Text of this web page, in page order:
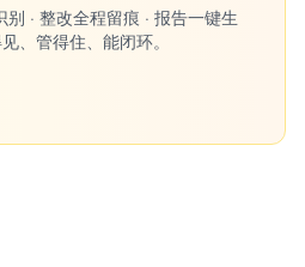
· 整改全程留痕 · 报告一键生
、管得住、能闭环。